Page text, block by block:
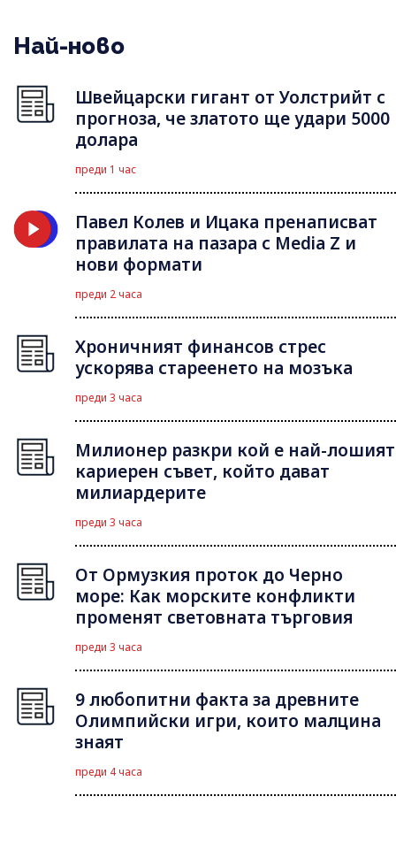
Най-ново
Швейцарски гигант от Уолстрийт с
прогноза, че златото ще удари 5000
долара
преди 1 час
Павел Колев и Ицака пренаписват
правилата на пазара с Media Z и
нови формати
преди 2 часа
Хроничният финансов стрес
ускорява стареенето на мозъка
преди 3 часа
Милионер разкри кой е най-лошият
кариерен съвет, който дават
милиардерите
преди 3 часа
От Ормузкия проток до Черно
море: Как морските конфликти
променят световната търговия
преди 3 часа
9 любопитни факта за древните
Олимпийски игри, които малцина
знаят
преди 4 часа